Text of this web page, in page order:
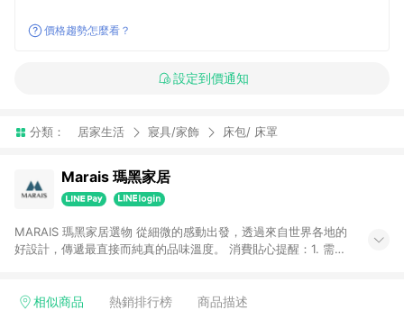
價格趨勢怎麼看？
設定到價通知
分類： 居家生活 寢具/家飾 床包/ 床罩
Marais 瑪黑家居
MARAIS 瑪黑家居選物 從細微的感動出發，透過來自世界各地的
好設計，傳遞最直接而純真的品味溫度。 消費貼心提醒：1. 需透
APP下單，將不符合贈點資格。 3. 點數將於出貨後60天前後發
相似商品 熱銷排行榜 商品描述